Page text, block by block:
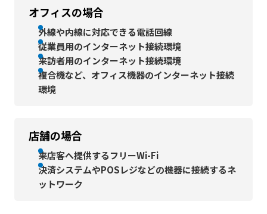
オフィスの場合
外線や内線に対応できる電話回線
従業員用のインターネット接続環境
来訪者用のインターネット接続環境
複合機など、オフィス機器のインターネット接続
環境
店舗の場合
来店客へ提供するフリーWi-Fi
決済システムやPOSレジなどの機器に接続するネ
ットワーク